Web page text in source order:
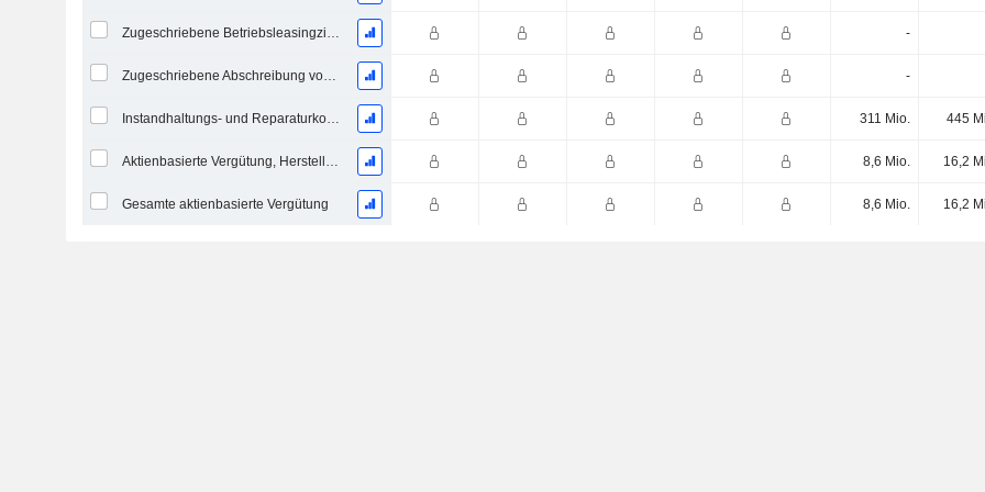
Zugeschriebene Betriebsleasingzinsaufwand -
Zugeschriebene Abschreibung von Operating-Leasingverträgen -
Instandhaltungs- und Reparaturkosten, Gesamt 311 Mio. 445
Aktienbasierte Vergütung, Herstellungskosten der verkauften Waren (Gesamt) 8,6 Mio. 16,2
Gesamte aktienbasierte Vergütung 8,6 Mio. 16,2